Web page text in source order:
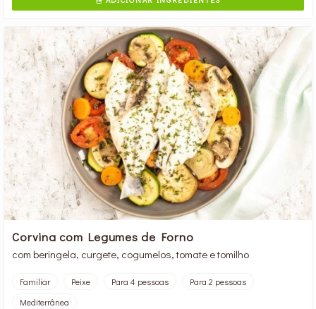
Corvina com Legumes de Forno
com beringela, curgete, cogumelos, tomate e tomilho
Familiar Peixe Para 4 pessoas
Para 2 pessoas
Mediterrânea